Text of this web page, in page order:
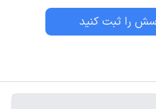
را ثبت کنید